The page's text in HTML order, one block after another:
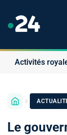
Activités
Le